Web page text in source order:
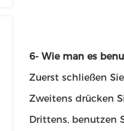
6- Wie man es
Zuerst schließen
Zweitens drücken
Drittens, benutzen